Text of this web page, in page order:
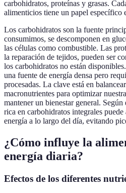
carbohidratos, proteínas y grasas.
alimenticios tiene un papel específico
Los carbohidratos son la fuente
consumimos, se descomponen en
las células como combustible. Las
la reparación de tejidos, pueden ser
los carbohidratos no están
una fuente de energía densa pero
procesadas. La clave está en
macronutrientes para optimizar
mantener un bienestar general. Según
rica en carbohidratos integrales
energía a lo largo del día, evitando
¿Cómo influye la
energía diaria?
Efectos de los diferentes